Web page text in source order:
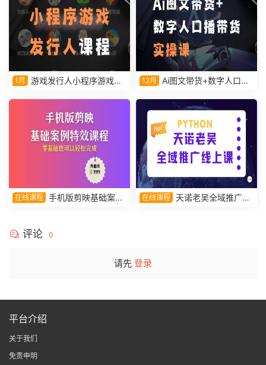
1月
游戏发行人小程序游戏课
12月
Ai图文带货+数字人口播
在线课程 手机版剪映基础案例
在线课程
天诺老吴全域推广线
评论 0
请先 登录
平台介绍
关于我们
免责申明